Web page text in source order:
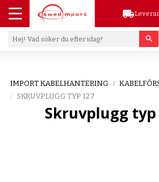
Meny
local_shipping
IMPORT KABELHANTERING
SKRUVPLUGG TYP 127
Skruvplugg typ